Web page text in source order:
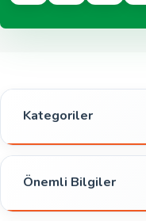
Kategoriler
Gıda
Kahvaltılık
Önemli Bilgiler